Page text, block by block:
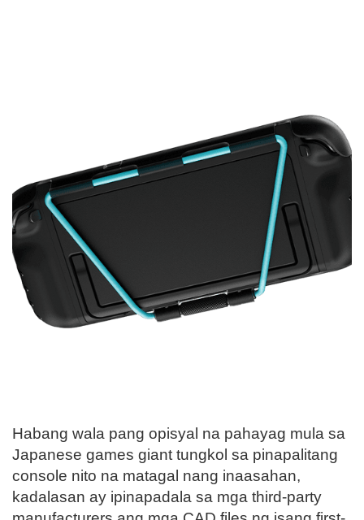
Habang wala pang opisyal na pahayag mula sa
Japanese games giant tungkol sa pinapalitang
console nito na matagal nang inaasahan,
kadalasan ay ipinapadala sa mga third-party